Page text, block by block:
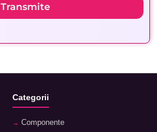
Transmite
Categorii
Componente